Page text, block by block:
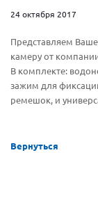
24 октября 2017
Представляем
камеру от
В комплекте:
зажим для
ремешок, и
Вернуться